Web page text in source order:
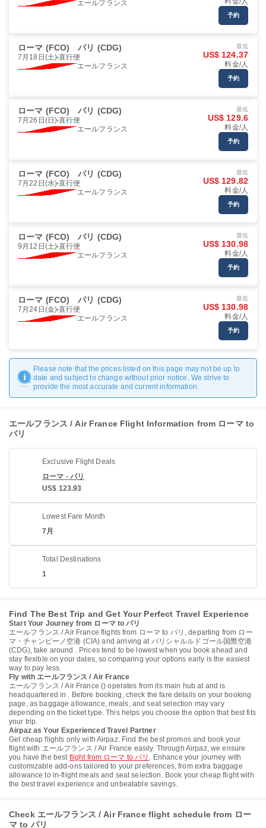
エールフランス
予約
ローマ (FCO) パリ (CDG)
7月18日(土) 直行便
エールフランス
最低
US$ 124.37
料金/人
予約
ローマ (FCO) パリ (CDG)
7月26日(日) 直行便
エールフランス
最低
US$ 129.6
料金/人
予約
ローマ (FCO) パリ (CDG)
7月22日(水) 直行便
エールフランス
最低
US$ 129.82
料金/人
予約
ローマ (FCO) パリ (CDG)
9月12日(土) 直行便
エールフランス
最低
US$ 130.98
料金/人
予約
ローマ (FCO) パリ (CDG)
7月24日(金) 直行便
エールフランス
最低
US$ 130.98
料金/人
予約
Please note that the prices listed on this page may not be up to
date and subject to change without prior notice. We strive to
provide the most accurate and current information.
エールフランス / Air France Flight Information from ローマ to
パリ
Exclusive Flight Deals
ローマ - パリ
US$ 123.93
Lowest Fare Month
7月
Total Destinations
1
Find The Best Trip and Get Your Perfect Travel Experience
Start Your Journey from ローマ to パリ
エールフランス / Air France flights from ローマ to パリ, departing from ロー
マ・チャンピーノ空港 (CIA) and arriving at パリシャルルドゴール国際空港
(CDG), take around . Prices tend to be lowest when you book ahead and
stay flexible on your dates, so comparing your options early is the easiest
way to pay less.
Fly with エールフランス / Air France
エールフランス / Air France () operates from its main hub at and is
headquartered in . Before booking, check the fare details on your booking
page, as baggage allowance, meals, and seat selection may vary
depending on the ticket type. This helps you choose the option that best fits
your trip.
Airpaz as Your Experienced Travel Partner
Get cheap flights only with Airpaz. Find the best promos and book your
flight with エールフランス / Air France easily. Through Airpaz, we ensure
you have the best flight from ローマ to パリ . Enhance your journey with
customizable add-ons tailored to your preferences, from extra baggage
allowance to in-flight meals and seat selection. Book your cheap flight with
the best travel experience and unbeatable savings.
Check エールフランス / Air France flight schedule from ロー
マ to パリ